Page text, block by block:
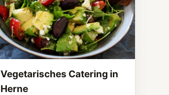
Vegetarisches Catering in
Herne